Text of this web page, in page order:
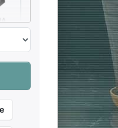
Pro HD 400 Pro
249 €: 179 €
€, Menge 1.